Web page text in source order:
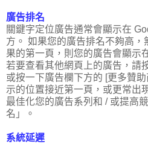
廣告排名
關鍵字定位廣告通常會顯示在
方。 如果您的廣告排名不夠高
果的第一頁，則您的廣告會顯示
若要查看其他網頁上的廣告，請
或按一下廣告欄下方的 [更多贊
示的位置接近第一頁，或更常出
最佳化您的廣告系列和 / 或提高
名」。
系統延遲